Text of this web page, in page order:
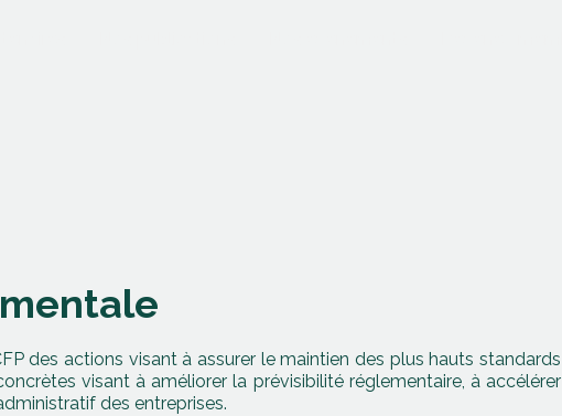
des actions visant à assurer le maintien des plus hauts standards
visant à améliorer la prévisibilité réglementaire, à accélérer
des entreprises.